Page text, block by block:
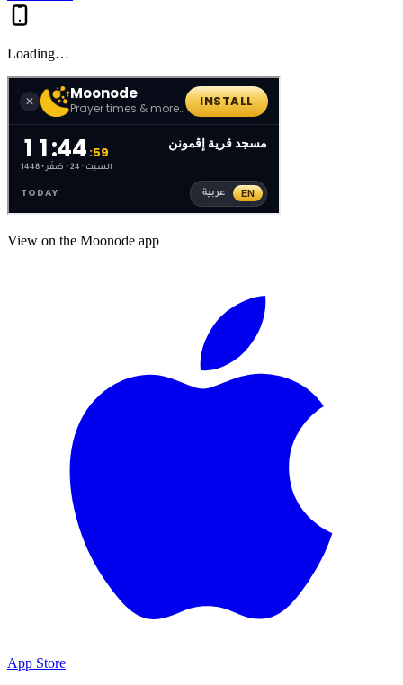
Loading…
View on the Moonode app
App Store